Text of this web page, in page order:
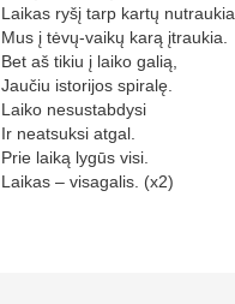
Laikas ryšį tarp kartų nutraukia,
Mus į tėvų-vaikų karą įtraukia.
Bet aš tikiu į laiko galią,
Jaučiu istorijos spiralę.
Laiko nesustabdysi
Ir neatsuksi atgal.
Prie laiką lygūs visi.
Laikas – visagalis. (x2)